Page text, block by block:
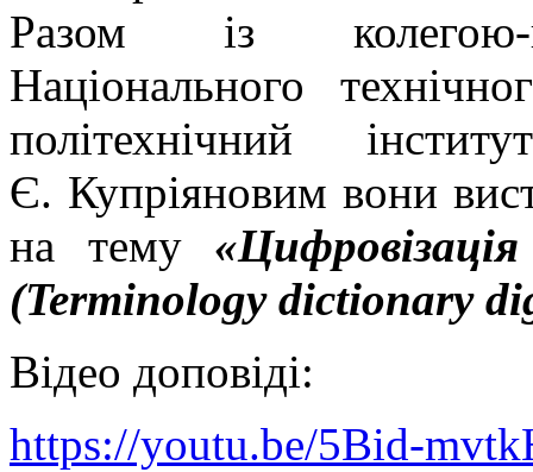
Разом із колегою-
Національного
політехнічний
Є. Купріяновим вони
на тему
(Terminology dictionary
Відео доповіді:
https://youtu.be/5Bid-